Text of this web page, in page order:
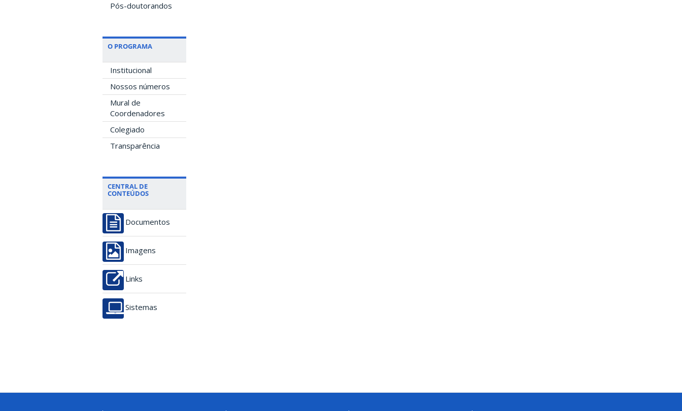
Pós-doutorandos
O PROGRAMA
Institucional
Nossos números
Mural de
Coordenadores
Colegiado
Transparência
CENTRAL DE
CONTEÚDOS
Documentos
Imagens
Links
Sistemas